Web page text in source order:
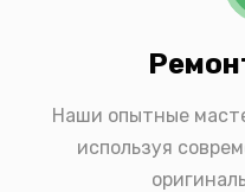
Наши опытные
используя